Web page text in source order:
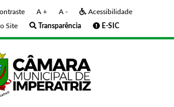
A + A -
Acessibilidade
Site
Transparência E-SIC